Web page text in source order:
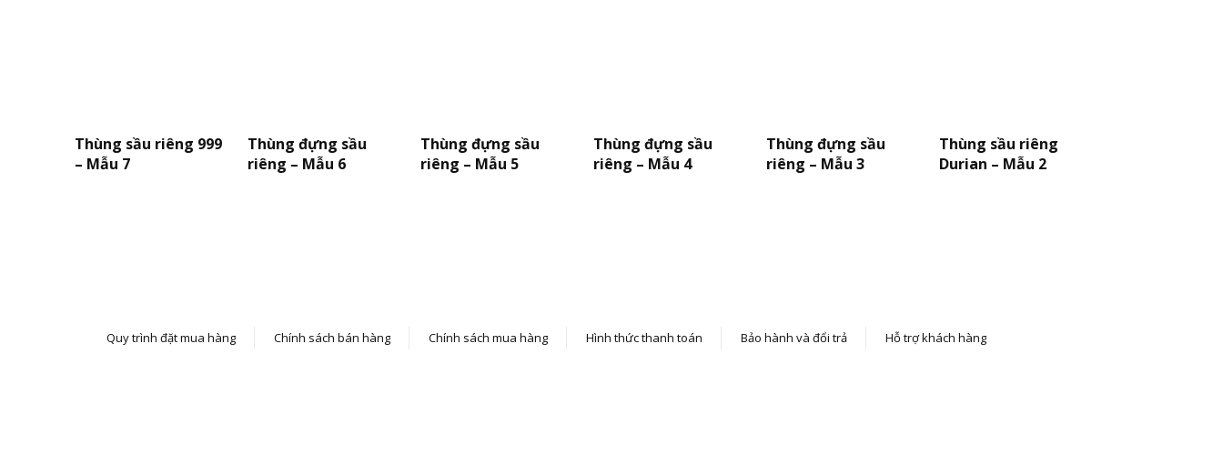
Thùng sầu riêng 999
– Mẫu 7
Thùng đựng sầu
riêng – Mẫu 6
Thùng đựng sầu
riêng – Mẫu 5
Thùng đựng sầu
riêng – Mẫu 4
Thùng đựng sầu
riêng – Mẫu 3
Thùng sầu riêng
Durian – Mẫu 2
Quy trình đặt mua hàng Chính sách bán hàng Chính sách mua hàng Hình thức thanh toán Bảo hành và đổi trả Hỗ trợ khách hàng